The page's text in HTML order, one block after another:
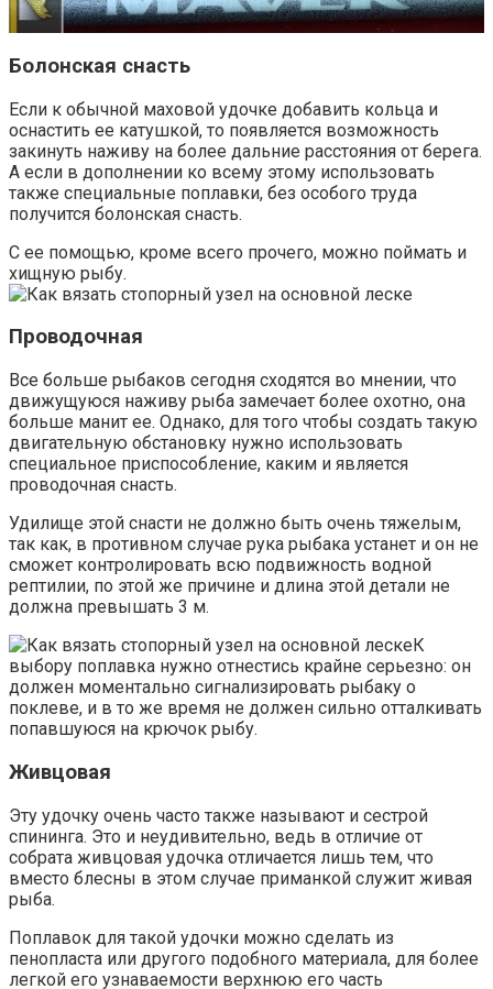
Болонская снасть
Если к обычной маховой удочке добавить кольца и
оснастить ее катушкой, то появляется возможность
закинуть наживу на более дальние расстояния от берега.
А если в дополнении ко всему этому использовать
также специальные поплавки, без особого труда
получится болонская снасть.
С ее помощью, кроме всего прочего, можно поймать и
хищную рыбу.
Проводочная
Все больше рыбаков сегодня сходятся во мнении, что
движущуюся наживу рыба замечает более охотно, она
больше манит ее. Однако, для того чтобы создать такую
двигательную обстановку нужно использовать
специальное приспособление, каким и является
проводочная снасть.
Удилище этой снасти не должно быть очень тяжелым,
так как, в противном случае рука рыбака устанет и он не
сможет контролировать всю подвижность водной
рептилии, по этой же причине и длина этой детали не
должна превышать 3 м.
К
выбору поплавка нужно отнестись крайне серьезно: он
должен моментально сигнализировать рыбаку о
поклеве, и в то же время не должен сильно отталкивать
попавшуюся на крючок рыбу.
Живцовая
Эту удочку очень часто также называют и сестрой
спининга. Это и неудивительно, ведь в отличие от
собрата живцовая удочка отличается лишь тем, что
вместо блесны в этом случае приманкой служит живая
рыба.
Поплавок для такой удочки можно сделать из
пенопласта или другого подобного материала, для более
легкой его узнаваемости верхнюю его часть